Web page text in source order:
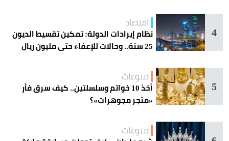
4
اقتصاد
نظام إيرادات الدولة: تمكين تقسيط الديون
25 سنة.. وحالات للإعفاء حتى مليون ريال
5
منوعات
أخذ 10 خواتم وسلسلتين.. كيف سرق فأر
«متجر مجوهرات»؟
منوعات